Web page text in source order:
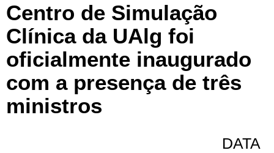
Centro de Simulação
Clínica da UAlg foi
oficialmente inaugurado
com a presença de três
ministros
DATA